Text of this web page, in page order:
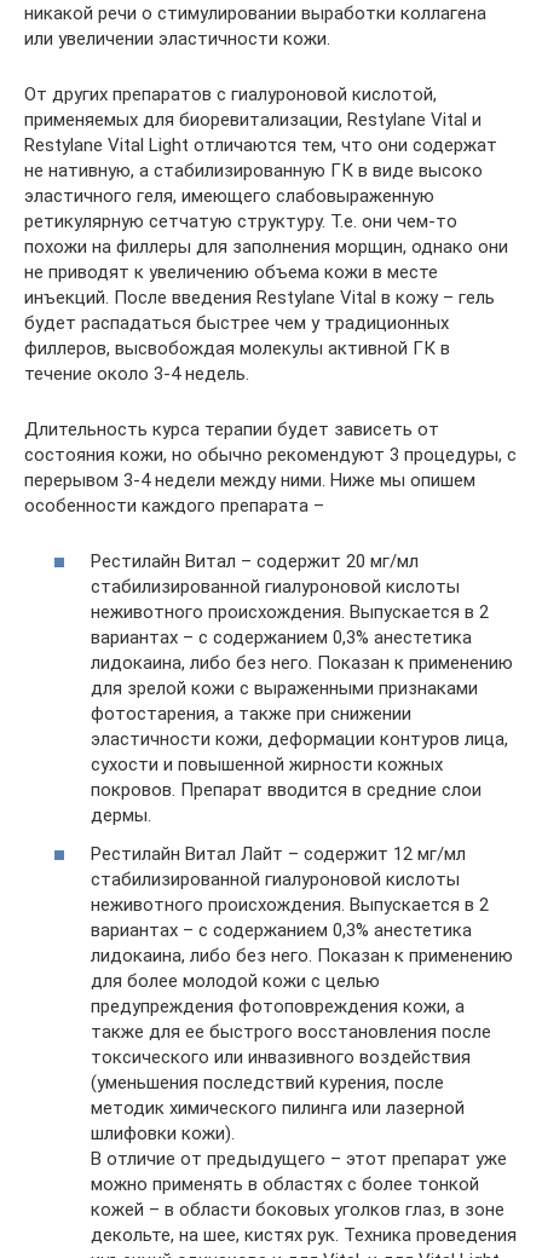
никакой речи о стимулировании выработки коллагена
или увеличении эластичности кожи.
От других препаратов с гиалуроновой кислотой,
применяемых для биоревитализации, Restylane Vital и
Restylane Vital Light отличаются тем, что они содержат
не нативную, а стабилизированную ГК в виде высоко
эластичного геля, имеющего слабовыраженную
ретикулярную сетчатую структуру. Т.е. они чем-то
похожи на филлеры для заполнения морщин, однако они
не приводят к увеличению объема кожи в месте
инъекций. После введения Restylane Vital в кожу – гель
будет распадаться быстрее чем у традиционных
филлеров, высвобождая молекулы активной ГК в
течение около 3-4 недель.
Длительность курса терапии будет зависеть от
состояния кожи, но обычно рекомендуют 3 процедуры, с
перерывом 3-4 недели между ними. Ниже мы опишем
особенности каждого препарата –
Рестилайн Витал – содержит 20 мг/мл
стабилизированной гиалуроновой кислоты
неживотного происхождения. Выпускается в 2
вариантах – с содержанием 0,3% анестетика
лидокаина, либо без него. Показан к применению
для зрелой кожи с выраженными признаками
фотостарения, а также при снижении
эластичности кожи, деформации контуров лица,
сухости и повышенной жирности кожных
покровов. Препарат вводится в средние слои
дермы.
Рестилайн Витал Лайт – содержит 12 мг/мл
стабилизированной гиалуроновой кислоты
неживотного происхождения. Выпускается в 2
вариантах – с содержанием 0,3% анестетика
лидокаина, либо без него. Показан к применению
для более молодой кожи с целью
предупреждения фотоповреждения кожи, а
также для ее быстрого восстановления после
токсического или инвазивного воздействия
(уменьшения последствий курения, после
методик химического пилинга или лазерной
шлифовки кожи).
В отличие от предыдущего – этот препарат уже
можно применять в областях с более тонкой
кожей – в области боковых уголков глаз, в зоне
декольте, на шее, кистях рук. Техника проведения